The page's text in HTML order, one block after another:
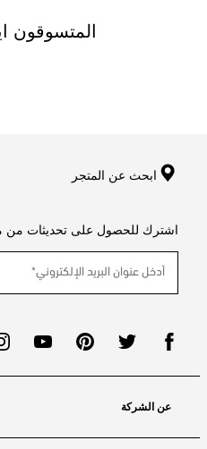
المتسوقون
ابحث عن المتجر
اشترك للحصول على تحديثات من
عن الشركة